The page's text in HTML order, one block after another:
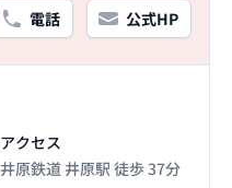
電話 公式HP
アクセス
井原鉄道 井原駅 徒歩 37分